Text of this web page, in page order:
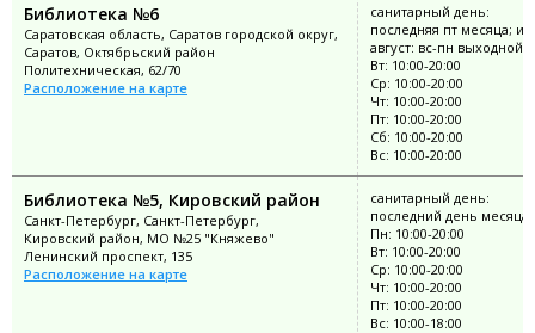
Библиотека №6
Саратовская область, Саратов городской округ,
Саратов, Октябрьский район
Политехническая, 62/70
Расположение на карте
санитарный день:
последняя пт месяца;
август: вс-пн выходной
Вт: 10:00-20:00
Ср: 10:00-20:00
Чт: 10:00-20:00
Пт: 10:00-20:00
Сб: 10:00-20:00
Вс: 10:00-20:00
Библиотека №5, Кировский район
Санкт-Петербург, Санкт-Петербург,
Кировский район, МО №25 "Княжево"
Ленинский проспект, 135
Расположение на карте
санитарный день:
последний день месяца
Пн: 10:00-20:00
Вт: 10:00-20:00
Ср: 10:00-20:00
Чт: 10:00-20:00
Пт: 10:00-20:00
Вс: 10:00-18:00